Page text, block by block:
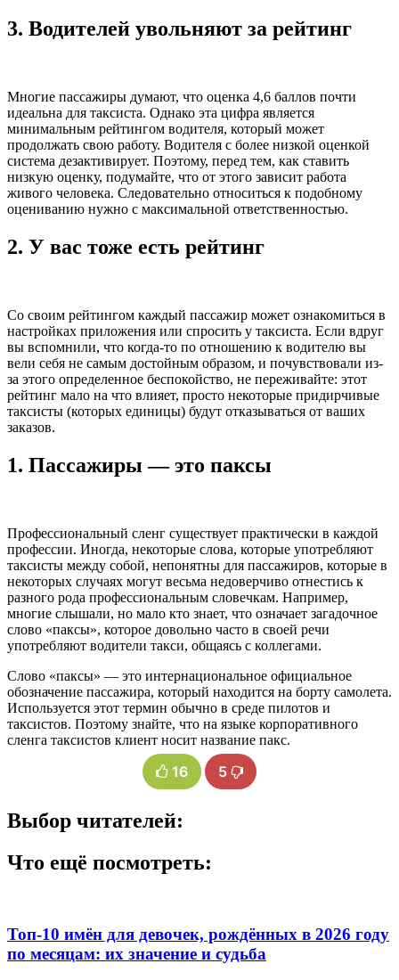
3. Водителей увольняют за рейтинг
Многие пассажиры думают, что оценка 4,6 баллов почти
идеальна для таксиста. Однако эта цифра является
минимальным рейтингом водителя, который может
продолжать свою работу. Водителя с более низкой оценкой
система дезактивирует. Поэтому, перед тем, как ставить
низкую оценку, подумайте, что от этого зависит работа
живого человека. Следовательно относиться к подобному
оцениванию нужно с максимальной ответственностью.
2. У вас тоже есть рейтинг
Со своим рейтингом каждый пассажир может ознакомиться в
настройках приложения или спросить у таксиста. Если вдруг
вы вспомнили, что когда-то по отношению к водителю вы
вели себя не самым достойным образом, и почувствовали из-
за этого определенное беспокойство, не переживайте: этот
рейтинг мало на что влияет, просто некоторые придирчивые
таксисты (которых единицы) будут отказываться от ваших
заказов.
1. Пассажиры — это паксы
Профессиональный сленг существует практически в каждой
профессии. Иногда, некоторые слова, которые употребляют
таксисты между собой, непонятны для пассажиров, которые в
некоторых случаях могут весьма недоверчиво отнестись к
разного рода профессиональным словечкам. Например,
многие слышали, но мало кто знает, что означает загадочное
слово «паксы», которое довольно часто в своей речи
употребляют водители такси, общаясь с коллегами.
Слово «паксы» — это интернациональное официальное
обозначение пассажира, который находится на борту самолета.
Используется этот термин обычно в среде пилотов и
таксистов. Поэтому знайте, что на языке корпоративного
сленга таксистов клиент носит название пакс.
16 5
Выбор читателей:
Что ещё посмотреть:
Топ-10 имён для девочек, рождённых в 2026 году
по месяцам: их значение и судьба